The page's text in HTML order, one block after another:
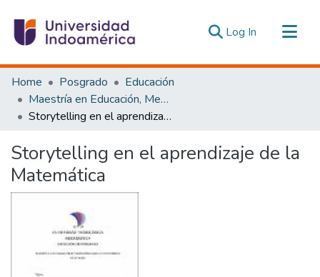
Log In (current)
Communities & Collections
All of DSpace
Statistics
Home Posgrado
Educación
Maestría en Educación, Mención Pedagogía en Entornos Digitales
Storytelling en el aprendizaje de la Matemática
Storytelling en el aprendizaje de la
Matemática